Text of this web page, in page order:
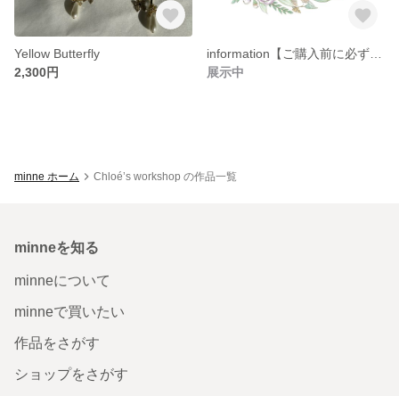
Yellow Butterfly
2,300円
展示中
minne ホーム Chloé’s workshop の作品一覧
minneを知る
minneについて
minneで買いたい
作品をさがす
ショップをさがす